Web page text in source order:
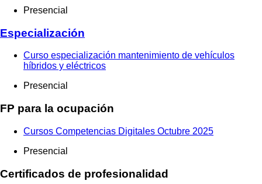
Presencial
Especialización
Curso especialización mantenimiento de vehículos
híbridos y eléctricos
Presencial
FP para la ocupación
Cursos Competencias Digitales Octubre 2025
Presencial
Certificados de profesionalidad